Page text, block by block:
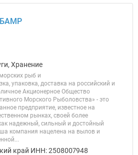
Хранение
рыб и
упаковка, доставка на российский и
Акционерное Общество
Морского Рыболовства» - это
предприятие, известное на
рынках, своей более
надежный, сильный и достойный
компания нацелена на вылов и
край ИНН: 2508007948